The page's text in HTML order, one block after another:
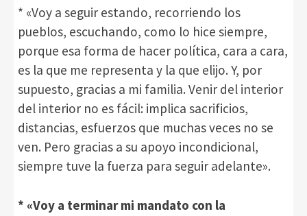
* «Voy a seguir estando, recorriendo los
pueblos, escuchando, como lo hice siempre,
porque esa forma de hacer política, cara a cara,
es la que me representa y la que elijo. Y, por
supuesto, gracias a mi familia. Venir del interior
del interior no es fácil: implica sacrificios,
distancias, esfuerzos que muchas veces no se
ven. Pero gracias a su apoyo incondicional,
siempre tuve la fuerza para seguir adelante».
* «Voy a terminar mi mandato con la